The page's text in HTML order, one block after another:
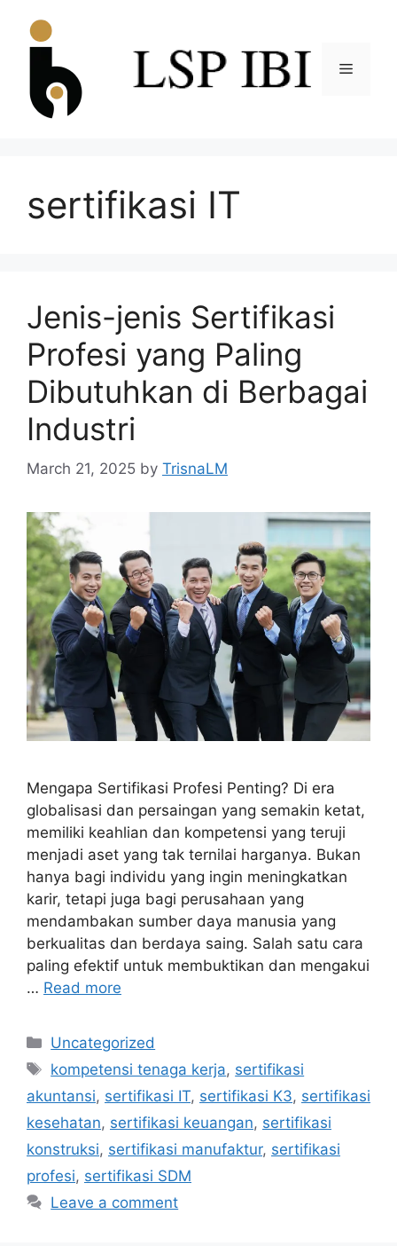
sertifikasi IT
Jenis-jenis Sertifikasi
Profesi yang Paling
Dibutuhkan di Berbagai
Industri
March 21, 2025 by TrisnaLM
Mengapa Sertifikasi Profesi Penting? Di era
globalisasi dan persaingan yang semakin ketat,
memiliki keahlian dan kompetensi yang teruji
menjadi aset yang tak ternilai harganya. Bukan
hanya bagi individu yang ingin meningkatkan
karir, tetapi juga bagi perusahaan yang
mendambakan sumber daya manusia yang
berkualitas dan berdaya saing. Salah satu cara
paling efektif untuk membuktikan dan mengakui
… Read more
Uncategorized
kompetensi tenaga kerja, sertifikasi
akuntansi, sertifikasi IT, sertifikasi K3, sertifikasi
kesehatan, sertifikasi keuangan, sertifikasi
konstruksi, sertifikasi manufaktur, sertifikasi
profesi, sertifikasi SDM
Leave a comment